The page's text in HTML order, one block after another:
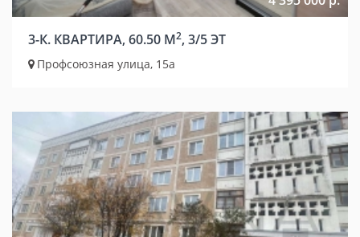
3-К. КВАРТИРА, 60.50 М2, 3/5 ЭТ
Профсоюзная улица, 15а